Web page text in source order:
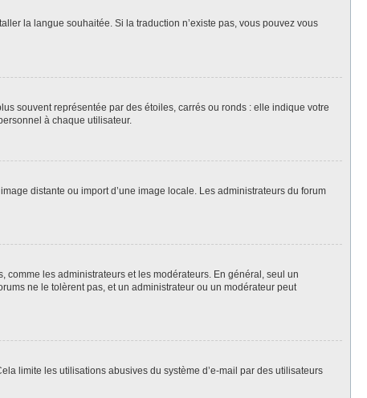
la langue souhaitée. Si la traduction n’existe pas, vous pouvez vous
souvent représentée par des étoiles, carrés ou ronds : elle indique votre
à chaque utilisateur.
distante ou import d’une image locale. Les administrateurs du forum
les administrateurs et les modérateurs. En général, seul un
ne le tolèrent pas, et un administrateur ou un modérateur peut
limite les utilisations abusives du système d’e-mail par des utilisateurs